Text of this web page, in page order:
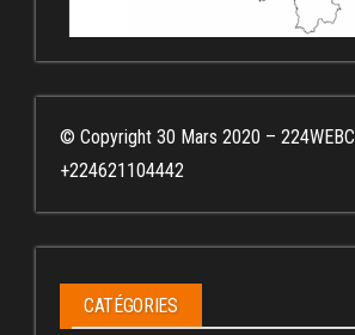
© Copyright 30 Mars 2020 –
+224621104442
CATÉGORIES